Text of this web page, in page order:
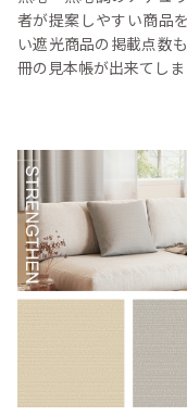
者が提案しやすい商品
い遮光商品の掲載点数
冊の見本帳が出来てしま